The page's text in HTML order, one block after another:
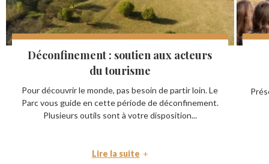
Déconfinement : soutien aux acteurs
du tourisme
Pour découvrir le monde, pas besoin de partir loin. Le
Parc vous guide en cette période de déconfinement.
Plusieurs outils sont à votre disposition...
Lire la suite